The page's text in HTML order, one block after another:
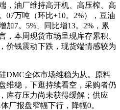
，油厂维持高开机、高压榨、高
07万吨（环比+10。2%），豆油
加7。5%、同比增13。2%，累
，本周现货市场呈现库存累积、
价钱震动下跌，现货端情感较为
全体市场维稳为从。原料
维稳，下逛持续看空，采购者仍
库存压力尚未获得缓解；供应
厂报盘窄幅下行，降幅0。